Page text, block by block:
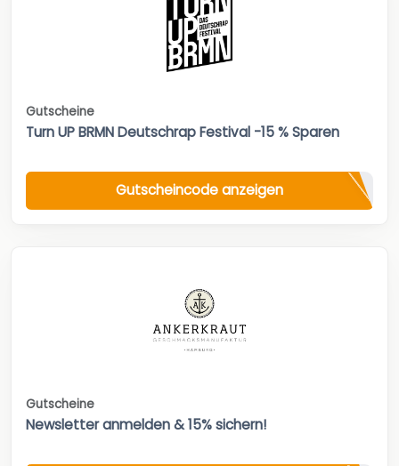
Gutscheine
Turn UP BRMN Deutschrap Festival -15 % Sparen
Gutscheincode anzeigen
Gutscheine
Newsletter anmelden & 15% sichern!